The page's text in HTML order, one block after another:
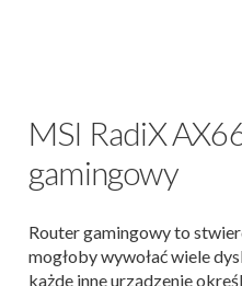
MSI RadiX
gamingowy
Router gamingowy to
mogłoby wywołać wiele
każde inne urządzenie